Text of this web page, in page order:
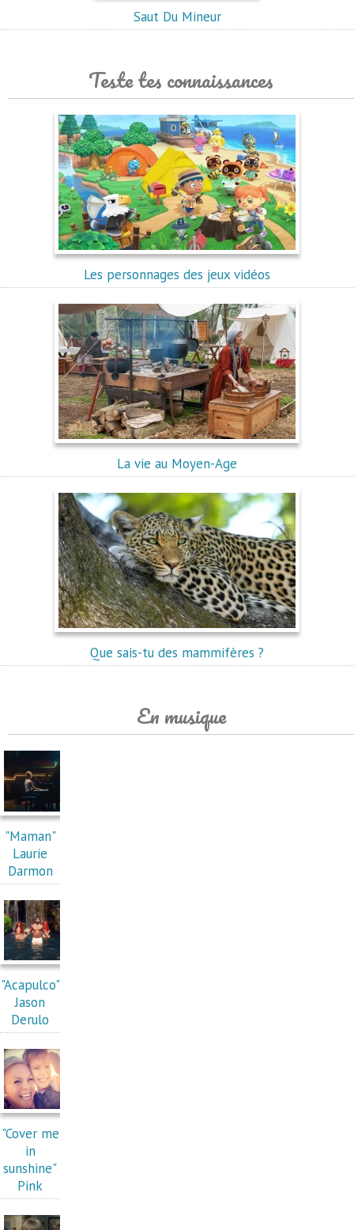
Saut Du Mineur
Teste tes connaissances
Les personnages des jeux vidéos
La vie au Moyen-Age
Que sais-tu des mammifères ?
En musique
"Maman"
Laurie
Darmon
"Acapulco"
Jason
Derulo
"Cover me
in
sunshine"
Pink